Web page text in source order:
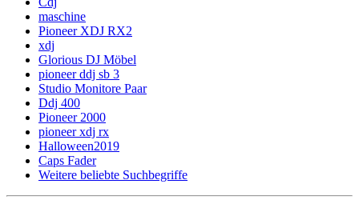
maschine
Pioneer XDJ RX2
xdj
Glorious DJ Möbel
pioneer ddj sb 3
Studio Monitore Paar
Ddj 400
Pioneer 2000
pioneer xdj rx
Halloween2019
Caps Fader
Weitere beliebte Suchbegriffe